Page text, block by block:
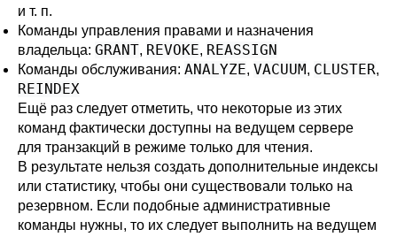
и т. п.
Команды управления правами и назначения
владельца: GRANT, REVOKE, REASSIGN
Команды обслуживания: ANALYZE, VACUUM, CLUSTER,
REINDEX
Ещё раз следует отметить, что некоторые из этих
команд фактически доступны на ведущем сервере
для транзакций в режиме только для чтения.
В результате нельзя создать дополнительные индексы
или статистику, чтобы они существовали только на
резервном. Если подобные административные
команды нужны, то их следует выполнить на ведущем